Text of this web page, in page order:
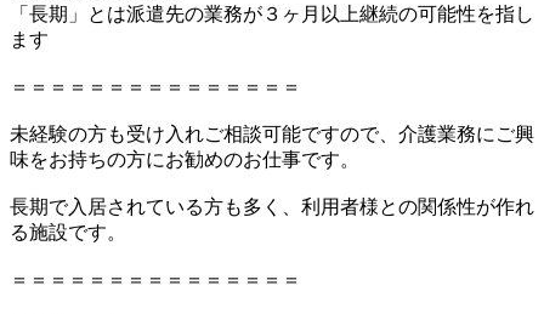
「長期」とは派遣先の業務が３ヶ月以上継続の可能性を指し
ます
＝＝＝＝＝＝＝＝＝＝＝＝＝＝＝
未経験の方も受け入れご相談可能ですので、介護業務にご興
味をお持ちの方にお勧めのお仕事です。
長期で入居されている方も多く、利用者様との関係性が作れ
る施設です。
＝＝＝＝＝＝＝＝＝＝＝＝＝＝＝